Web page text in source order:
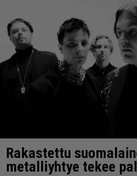
Rakastettu
metalliyhtye tekee